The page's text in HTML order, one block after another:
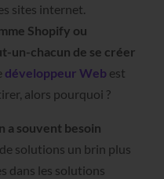
sites internet.
Shopify ou
un-chacun de se créer
développeur Web est
alors pourquoi ?
a souvent besoin
de solutions un brin plus
dans les solutions